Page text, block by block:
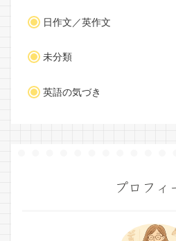
日作文／英作文
未分類
英語の気づき
プロフィ